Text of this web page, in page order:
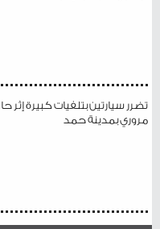
تضرر سيارتين بتلفيات كبيرة إثر
مروري بمدينة حمد